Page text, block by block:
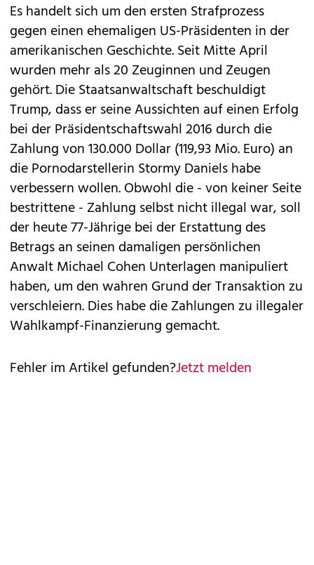
Es handelt sich um den ersten Strafprozess
gegen einen ehemaligen US-Präsidenten in der
amerikanischen Geschichte. Seit Mitte April
wurden mehr als 20 Zeuginnen und Zeugen
gehört. Die Staatsanwaltschaft beschuldigt
Trump, dass er seine Aussichten auf einen Erfolg
bei der Präsidentschaftswahl 2016 durch die
Zahlung von 130.000 Dollar (119,93 Mio. Euro) an
die Pornodarstellerin Stormy Daniels habe
verbessern wollen. Obwohl die - von keiner Seite
bestrittene - Zahlung selbst nicht illegal war, soll
der heute 77-Jährige bei der Erstattung des
Betrags an seinen damaligen persönlichen
Anwalt Michael Cohen Unterlagen manipuliert
haben, um den wahren Grund der Transaktion zu
verschleiern. Dies habe die Zahlungen zu illegaler
Wahlkampf-Finanzierung gemacht.
Fehler im Artikel gefunden?Jetzt melden